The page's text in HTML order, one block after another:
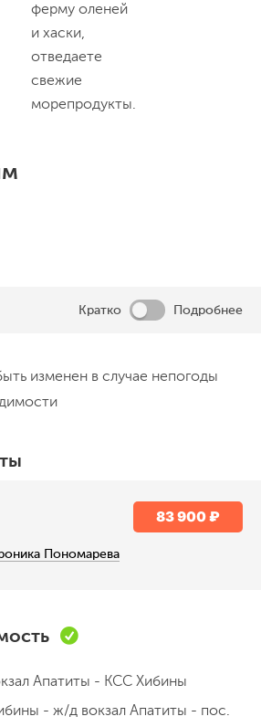
ферму оленей
и хаски,
отведаете
свежие
морепродукты.
Кратко Подробнее
базы КСС
сердце Хибин - к базе КСС.
(200-300 м), разбиваем лагерь.
предстоит провести 3 ночи.
ужин, вечер знакомства.
Ночевка в палатках
и интернета
у пер. Южный
выход под пер. Южный
изменен в случае непогоды
Пономарева
83 900 ₽
Апатиты - КСС Хибины
- ж/д вокзал Апатиты - пос.